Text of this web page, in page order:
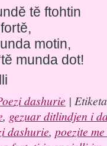
tě ftohtin
motin,
munda dot!
dashurie |
, gezuar ditlindjen i
dashurie, poezite